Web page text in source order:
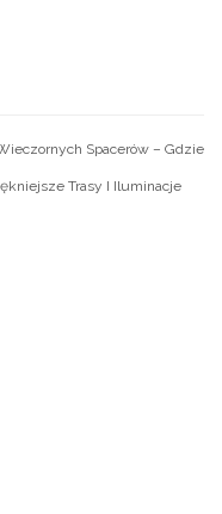
Spacerów – Gdzie
Trasy I Iluminacje